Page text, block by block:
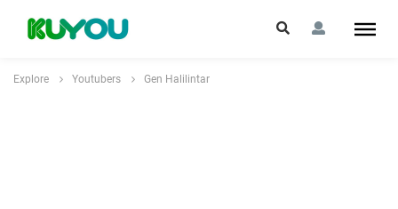
Explore Youtubers Gen Halilintar